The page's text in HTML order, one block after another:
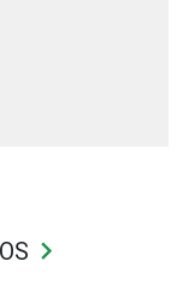
keyboard_arrow_right